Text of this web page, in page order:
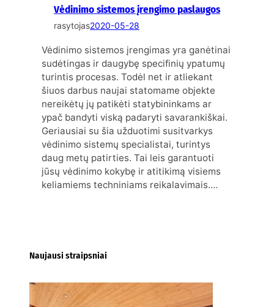
Vėdinimo sistemos įrengimo paslaugos
rasytojas2020-05-28
Vėdinimo sistemos įrengimas yra ganėtinai
sudėtingas ir daugybę specifinių ypatumų
turintis procesas. Todėl net ir atliekant
šiuos darbus naujai statomame objekte
nereikėtų jų patikėti statybininkams ar
ypač bandyti viską padaryti savarankiškai.
Geriausiai su šia užduotimi susitvarkys
vėdinimo sistemų specialistai, turintys
daug metų patirties. Tai leis garantuoti
jūsų vėdinimo kokybę ir atitikimą visiems
keliamiems techniniams reikalavimais.…
Naujausi straipsniai
Kur nusipirkti medines
žaliuzes Klaipėdoje?